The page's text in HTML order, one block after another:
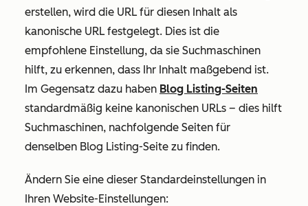
erstellen, wird die URL für diesen Inhalt als
kanonische URL festgelegt. Dies ist die
empfohlene Einstellung, da sie Suchmaschinen
hilft, zu erkennen, dass Ihr Inhalt maßgebend ist.
Im Gegensatz dazu haben Blog Listing-Seiten
standardmäßig keine kanonischen URLs – dies hilft
Suchmaschinen, nachfolgende Seiten für
denselben Blog Listing-Seite zu finden.
Ändern Sie eine dieser Standardeinstellungen in
Ihren Website-Einstellungen: